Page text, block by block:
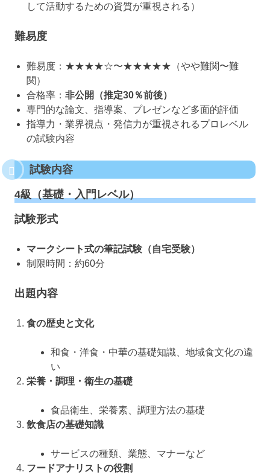
して活動するための資質が重視される）
難易度
難易度：★★★★☆〜★★★★★（やや難関〜難
関）
合格率： 非公開（推定30％前後）
専門的な論文、指導案、プレゼンなど多面的評価
指導力・業界視点・発信力が重視されるプロレベル
の試験内容
試験内容
4級（基礎・入門レベル）
試験形式
マークシート式の筆記試験（自宅受験）
制限時間：約60分
出題内容
食の歴史と文化
和食・洋食・中華の基礎知識、地域食文化の違
い
栄養・調理・衛生の基礎
食品衛生、栄養素、調理方法の基礎
飲食店の基礎知識
サービスの種類、業態、マナーなど
フードアナリストの役割